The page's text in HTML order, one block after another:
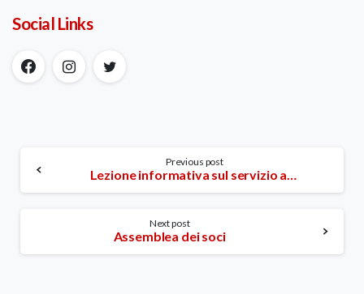
Social Links
Reading
Previous post
Lezione informativa sul servizio all’Istituto Penale Minorile
Next post
Assemblea dei soci